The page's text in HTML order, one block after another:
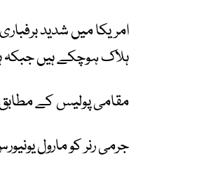
امریکا میں شدید
ہلاک ہوچکے ہیں جبکہ
مقامی پولیس کے مطابق
جرمی رنر کو مارول